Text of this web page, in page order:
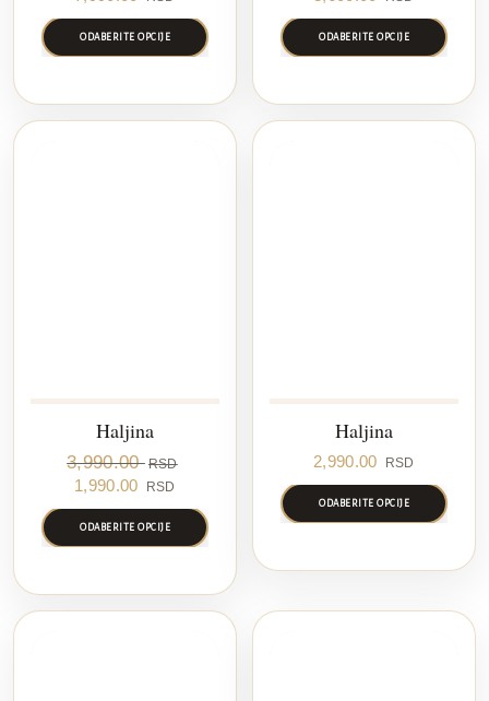
ODABERITE OPCIJE ODABERITE OPCIJE
Haljina
3,990.00 RSD
Original
price
was:
3,990.00 RSD.
1,990.00 RSD
price
1,990.00 RSD.
ODABERITE OPCIJE
Haljina
2,990.00 RSD
ODABERITE OPCIJE